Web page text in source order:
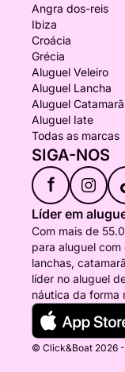
Angra dos-reis
Ibiza
Croácia
Grécia
Aluguel Veleiro
Aluguel Lancha
Aluguel Catamarã
Aluguel Iate
Todas as marcas
SIGA-NOS
f
Líder em
Com mais de
para aluguel
lanchas,
líder no aluguel
náutica da forma
© Click&Boat 2026